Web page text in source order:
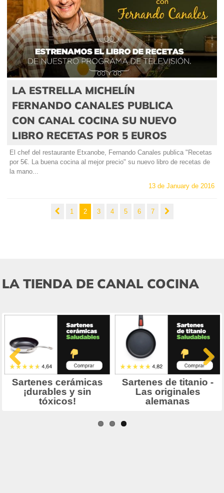
LA ESTRELLA MICHELÍN
FERNANDO CANALES PUBLICA
CON CANAL COCINA SU NUEVO
LIBRO RECETAS POR 5 EUROS
El chef del restaurante Etxanobe, Fernando Canales publica "Recetas
por 5€. La buena cocina al mejor precio" su nuevo libro de recetas de
la mano...
13 de January de 2016
1 2 3 4 5 6 7
LA TIENDA DE CANAL COCINA